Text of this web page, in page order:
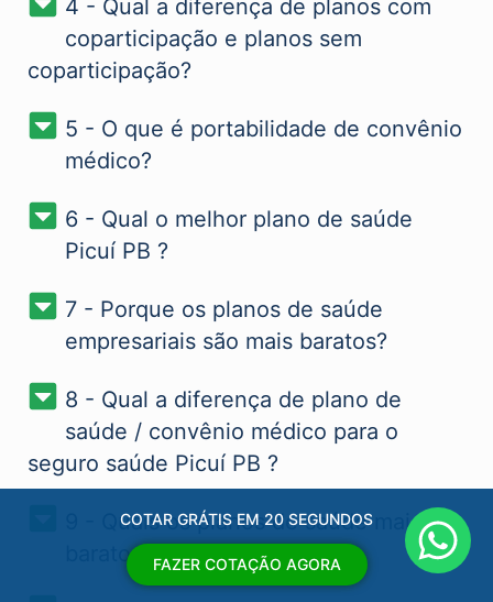
4 - Qual a diferença de planos com
coparticipação e planos sem
coparticipação?
5 - O que é portabilidade de convênio
médico?
6 - Qual o melhor plano de saúde
Picuí PB​ ?
7 - Porque os planos de saúde
empresariais são mais baratos?
8 - Qual a diferença de plano de
saúde / convênio médico para o
seguro saúde Picuí PB​ ?
9 - Quais os planos de saúde mais
baratos Picuí PB​ ?
COTAR GRÁTIS EM 20 SEGUNDOS
FAZER COTAÇÃO AGORA